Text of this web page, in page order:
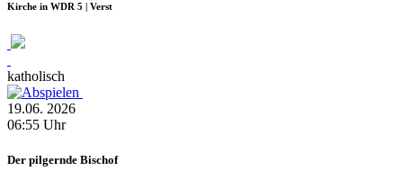
Kirche in WDR 5 | Verst
katholisch
19.06. 2026
06:55 Uhr
Der pilgernde Bischof